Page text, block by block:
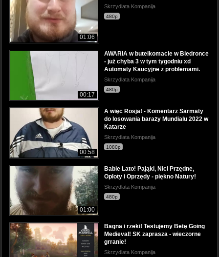
01:06
Skrzydlata Kompanija
480p
00:17
AWARIA w butelkomacie w Biedronce
- już chyba 3 w tym tygodniu xd
Automaty Kaucyjne z problemami.
Skrzydlata Kompanija
480p
00:58
A więc Rosja! - Komentarz Sarmaty
do losowania baraży Mundialu 2022 w
Katarze
Skrzydlata Kompanija
1080p
01:00
Babie Lato! Pająki, Nici Przędne,
Oploty i Oprzędy - piękno Natury!
Skrzydlata Kompanija
480p
Bagna i rzeki! Testujemy Betę Going
Medieval! SK zaprasza - wieczorne
grranie!
Skrzydlata Kompanija